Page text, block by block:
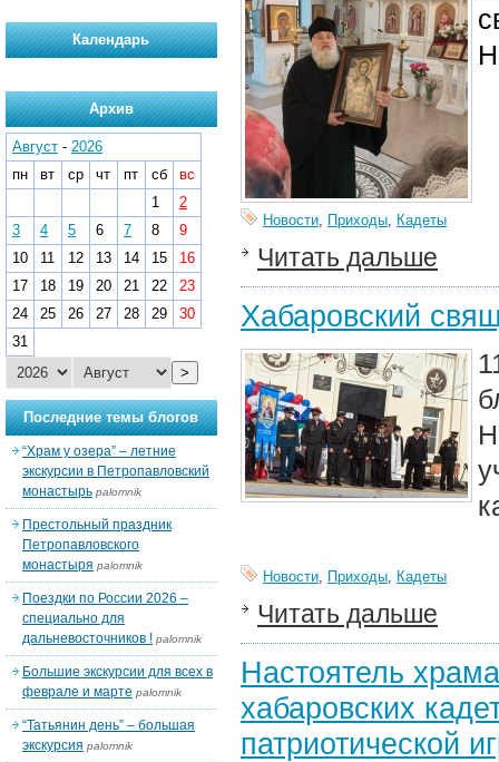
Новости, Приходы, Кадеты
Читать дальше
Хабаровский
Новости, Приходы, Кадеты
Читать дальше
Настоятель
хабаровских
патриотической
Календарь
Архив
Август - 2026
пн
вт ср чт пт сб
вс
1
2
3
4 5 6 7 8
9
10
11 12 13 14 15
16
17
18 19 20 21 22
23
24
25 26 27 28 29
30
31
>
Последние темы блогов
“Храм у озера” – летние
экскурсии в Петропавловский
монастырь palomnik
Престольный праздник
Петропавловского
монастыря palomnik
Поездки по России 2026 –
специально для
дальневосточников ! palomnik
Большие экскурсии для всех в
феврале и марте palomnik
“Татьянин день” – большая
экскурсия palomnik